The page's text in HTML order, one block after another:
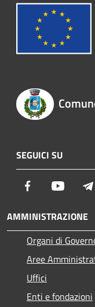
SEGUICI SU
Facebook Youtube
AMMINISTRAZIONE
Organi di
Aree
Uffici
Enti e fondazioni